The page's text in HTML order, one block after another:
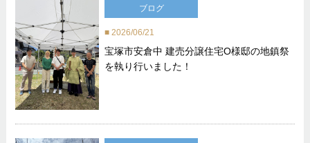
ブログ
2026/06/21
宝塚市安倉中 建売分譲住宅O様邸の地鎮祭
を執り行いました！